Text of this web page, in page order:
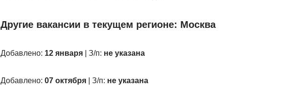
Другие вакансии в текущем регионе: Москва
Добавлено: 12 января| З/п: не указана
Добавлено: 07 октября| З/п: не указана